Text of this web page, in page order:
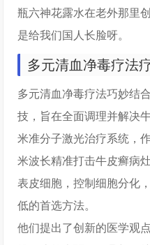
瓶六神花露水在老外那里
是给我们国人长脸呀。
多元清血净毒疗法
多元清血净毒疗法巧妙结
技，旨在全面调理并解决
米准分子激光治疗系统，
米波长精准打击牛皮癣病
表皮细胞，控制细胞分化
低的首选方法。
他们提出了创新的医学观